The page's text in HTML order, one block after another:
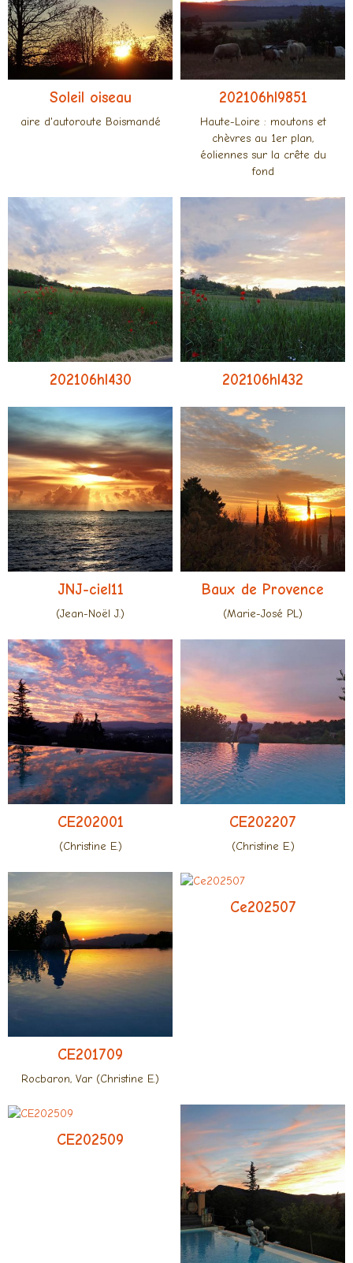
Soleil oiseau
aire d'autoroute Boismandé
202106hl9851
Haute-Loire : moutons et
chèvres au 1er plan,
éoliennes sur la crête du
fond
202106hl430 202106hl432
JNJ-ciel11
(Jean-Noël J.)
Baux de Provence
(Marie-José PL)
CE202001
(Christine E.)
CE202207
(Christine E.)
CE201709
Rocbaron, Var (Christine E.)
Ce202507
CE202509